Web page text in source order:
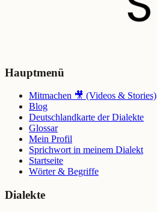
Hauptmenü
Mitmachen 🎥 (Videos & Stories)
Blog
Deutschlandkarte der Dialekte
Glossar
Mein Profil
Sprichwort in meinem Dialekt
Startseite
Wörter & Begriffe
Dialekte